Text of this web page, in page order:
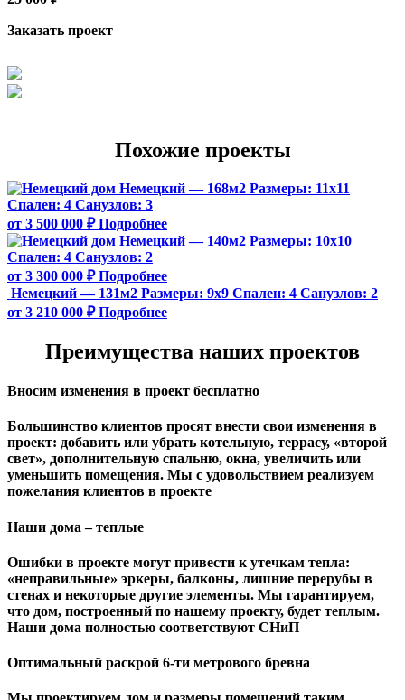
Заказать проект
Похожие проекты
Немецкий — 168м2 Размеры: 11х11
Спален: 4 Санузлов: 3
от 3 500 000 ₽ Подробнее
Немецкий — 140м2 Размеры: 10х10
Спален: 4 Санузлов: 2
от 3 300 000 ₽ Подробнее
Немецкий — 131м2 Размеры: 9х9 Спален: 4 Санузлов: 2
от 3 210 000 ₽ Подробнее
Преимущества наших проектов
Вносим изменения в проект бесплатно
Большинство клиентов просят внести свои изменения в
проект: добавить или убрать котельную, террасу, «второй
свет», дополнительную спальню, окна, увеличить или
уменьшить помещения. Мы с удовольствием реализуем
пожелания клиентов в проекте
Наши дома – теплые
Ошибки в проекте могут привести к утечкам тепла:
«неправильные» эркеры, балконы, лишние перерубы в
стенах и некоторые другие элементы. Мы гарантируем,
чтo дом, построенный по нашему проекту, будет теплым.
Наши дома полностью соответствуют СНиП
Оптимальный раскрой 6-ти метрового бревна